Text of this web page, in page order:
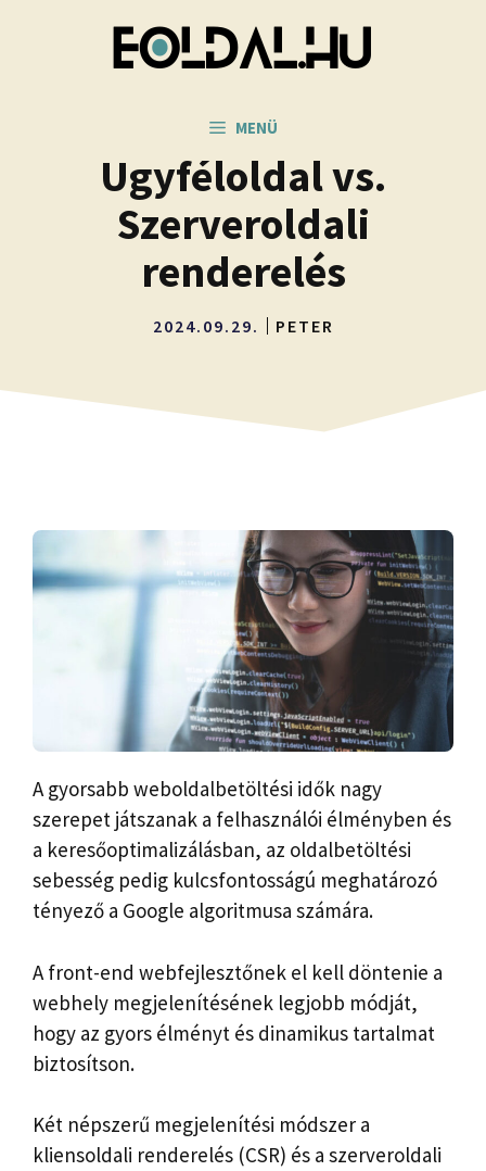
MENÜ
Ügyféloldal vs.
Szerveroldali
renderelés
2024.09.29. PETER
A gyorsabb weboldalbetöltési idők nagy
szerepet játszanak a felhasználói élményben és
a keresőoptimalizálásban, az oldalbetöltési
sebesség pedig kulcsfontosságú meghatározó
tényező a Google algoritmusa számára.
A front-end webfejlesztőnek el kell döntenie a
webhely megjelenítésének legjobb módját,
hogy az gyors élményt és dinamikus tartalmat
biztosítson.
Két népszerű megjelenítési módszer a
kliensoldali renderelés (CSR) és a szerveroldali